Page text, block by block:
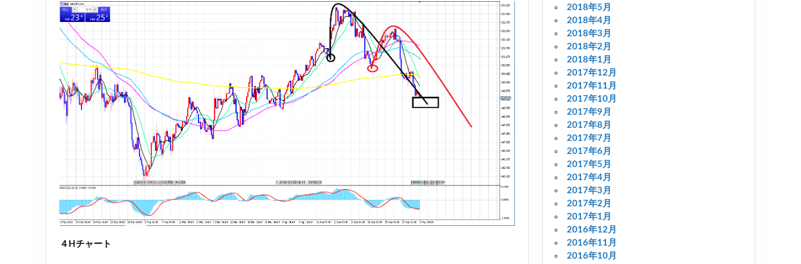
４Hチャート
2018年5月
2018年4月
2018年3月
2018年2月
2018年1月
2017年12月
2017年11月
2017年10月
2017年9月
2017年8月
2017年7月
2017年6月
2017年5月
2017年4月
2017年3月
2017年2月
2017年1月
2016年12月
2016年11月
2016年10月